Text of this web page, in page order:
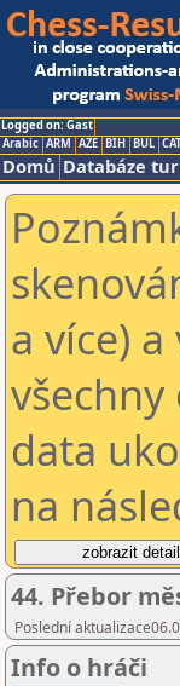
Logged on: Gast
Arabic ARM AZE BIH BUL CAT
Domů Databáze
a více)
data
na
44. Přebor
Poslední
Info o hráči